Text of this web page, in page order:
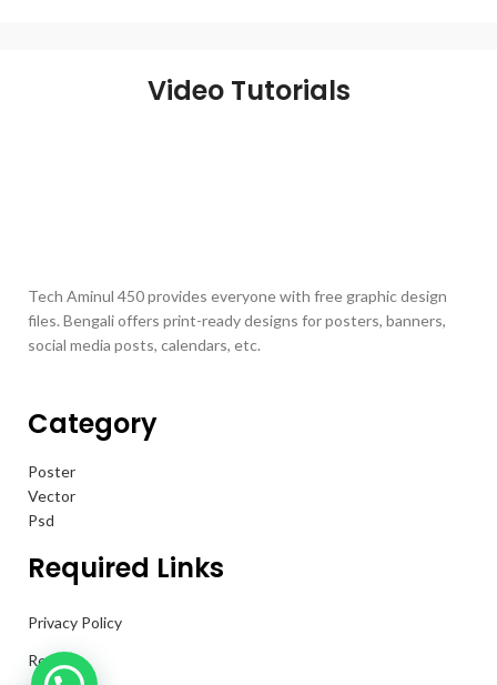
Video Tutorials
Tech Aminul 450 provides everyone with free graphic design
files. Bengali offers print-ready designs for posters, banners,
social media posts, calendars, etc.
Category
Poster
Vector
Psd
Required Links
Privacy Policy
Returns